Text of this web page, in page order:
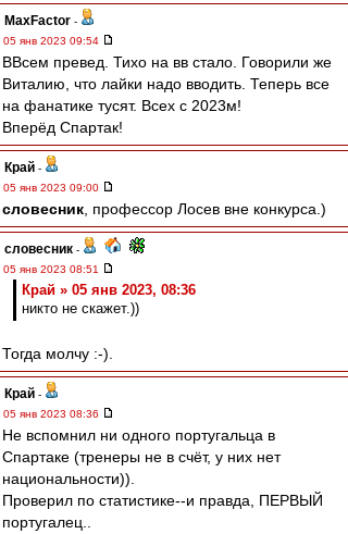
MaxFactor -
05 янв 2023 09:54
ВВсем превед. Тихо на вв стало. Говорили же
Виталию, что лайки надо вводить. Теперь все
на фанатике тусят. Всех с 2023м!
Вперёд Спартак!
Край -
05 янв 2023 09:00
словесник , профессор Лосев вне конкурса.)
словесник -
05 янв 2023 08:51
Край » 05 янв 2023, 08:36
никто не скажет.))
Тогда молчу :-).
Край -
05 янв 2023 08:36
Не вспомнил ни одного португальца в
Спартаке (тренеры не в счёт, у них нет
национальности)).
Проверил по статистике--и правда, ПЕРВЫЙ
португалец..